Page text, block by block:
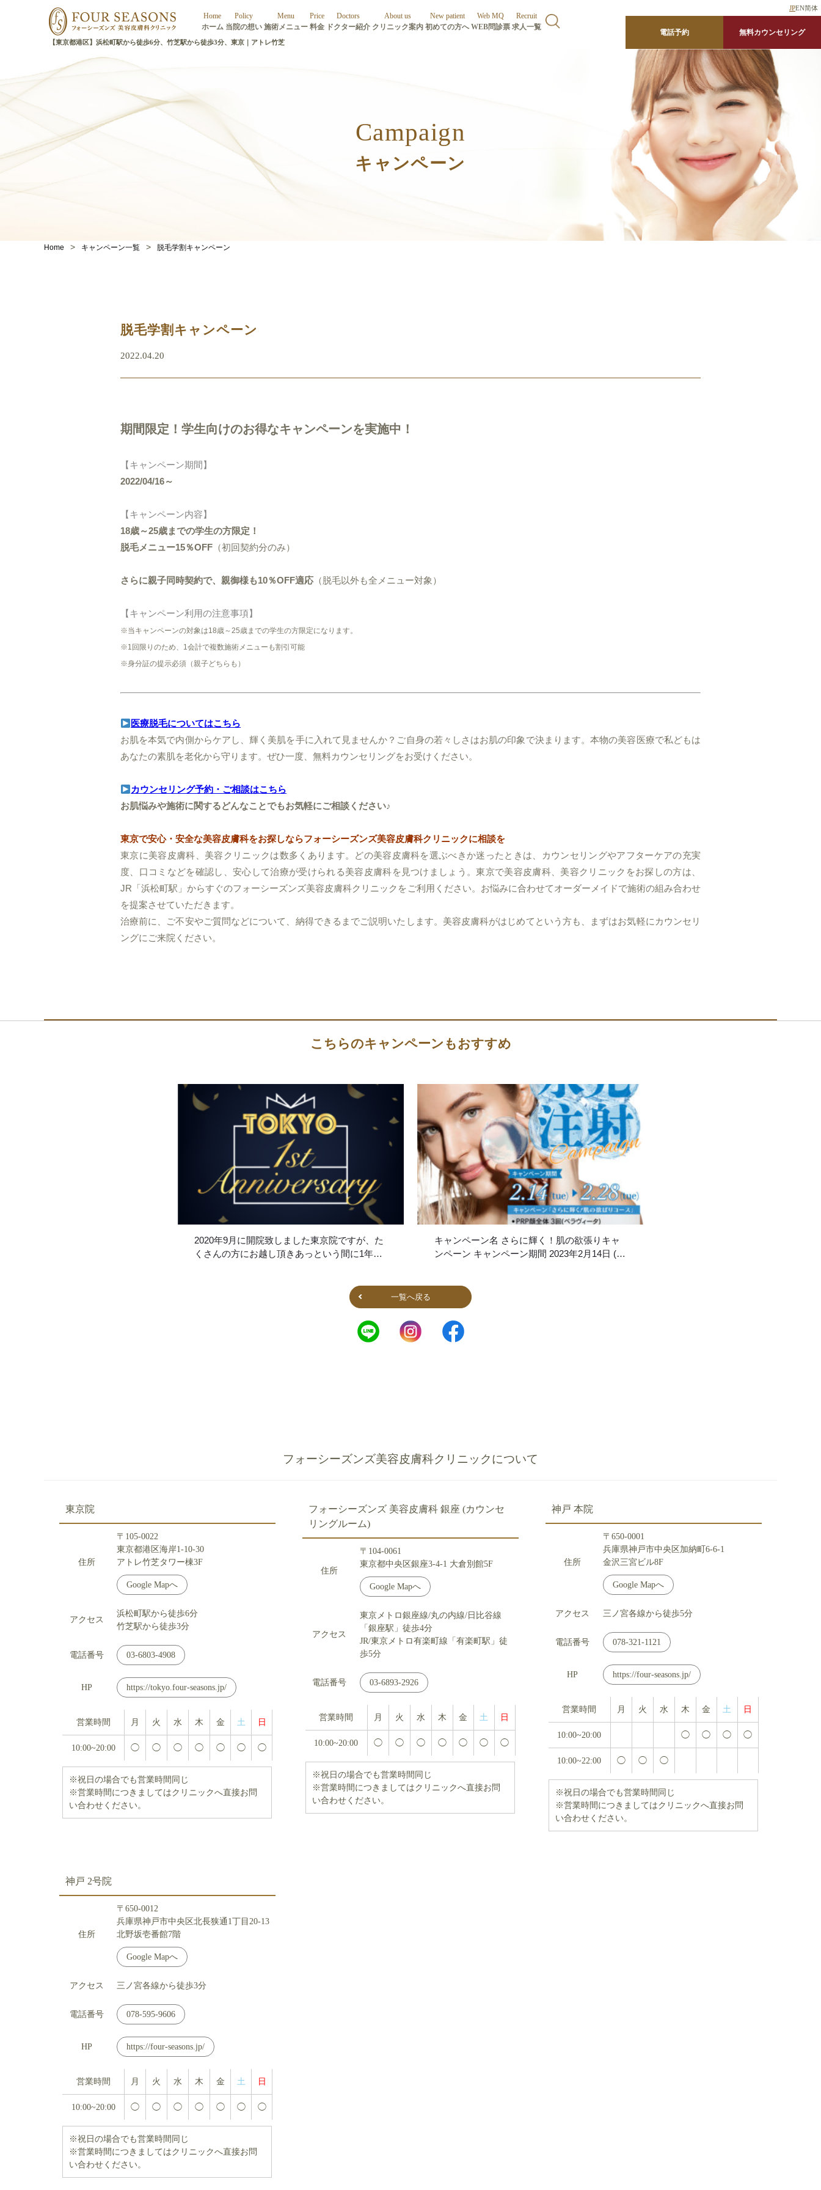
フ
ォ
ー
ー
京
Home
ホーム
Policy
当院の想い
Menu
施術メニュー
Price
料金
Doctors
ドクター紹介
About us
クリニック案内
New patient
初めての方へ
Web MQ
WEB問診票
Recruit
求人一覧
【東京都港区】浜松町駅から徒歩6分、竹芝駅から徒歩3分、東京｜アトレ竹芝
EN
JP 简体
電話予約 無料カウンセリング
Campaign
キャンペーン
Home > キャンペーン一覧 > 脱毛学割キャンペーン
脱毛学割キャンペーン
2022.04.20
期間限定！学生向けのお得なキャンペーンを実施中！
【キャンペーン期間】
2022/04/16～
【キャンペーン内容】
18歳～25歳までの学生の方限定！
脱毛メニュー15％OFF （初回契約分のみ）
さらに親子同時契約で、親御様も10％OFF適応 （脱毛以外も全メニュー対象）
【キャンペーン利用の注意事項】
※当キャンペーンの対象は18歳～25歳までの学生の方限定になります。
※1回限りのため、1会計で複数施術メニューも割引可能
※身分証の提示必須（親子どちらも）
医療脱毛についてはこちら
お肌を本気で内側からケアし、輝く美肌を手に入れて見ませんか？ご自身の若々しさはお肌の印象で決まります。本物の美容医療で私どもは
あなたの素肌を老化から守ります。ぜひ一度、無料カウンセリングをお受けください。
カウンセリング予約・ご相談はこちら
お肌悩みや施術に関するどんなことでもお気軽にご相談ください♪
東京で安心・安全な美容皮膚科をお探しならフォーシーズンズ美容皮膚科クリニックに相談を
東京に美容皮膚科、美容クリニックは数多くあります。どの美容皮膚科を選ぶべきか迷ったときは、カウンセリングやアフターケアの充実
度、口コミなどを確認し、安心して治療が受けられる美容皮膚科を見つけましょう。東京で美容皮膚科、美容クリニックをお探しの方は、
JR「浜松町駅」からすぐのフォーシーズンズ美容皮膚科クリニックをご利用ください。お悩みに合わせてオーダーメイドで施術の組み合わせ
を提案させていただきます。
治療前に、ご不安やご質問などについて、納得できるまでご説明いたします。美容皮膚科がはじめてという方も、まずはお気軽にカウンセリ
ングにご来院ください。
こちらのキャンペーンもおすすめ
一覧へ戻る
2020年9月に開院致しました東京院ですが、た
くさんの方にお越し頂きあっという間に1年が
けし、美の感動をより多くの皆様へお届けでき
キャンペーン名 さらに輝く！肌の欲張りキャ
ンペーン キャンペーン期間 2023年2月14日 (
膚再生療法で長期的 […]
フォーシーズンズ美容皮膚科クリニックについて
東京院
住所
〒105-0022
東京都港区海岸1-10-30
アトレ竹芝タワー棟3F
Google Mapへ
アクセス
浜松町駅から徒歩6分
竹芝駅から徒歩3分
電話番号 03-6803-4908
HP https://tokyo.four-seasons.jp/
営業時間 月 火 水 木 金 土 日
10:00~20:00 ◯ ◯ ◯ ◯ ◯ ◯ ◯
※祝日の場合でも営業時間同じ
※営業時間につきましてはクリニックへ直接お問
い合わせください。
フォーシーズンズ 美容皮膚科 銀座 (カウンセ
リングルーム)
住所
〒104-0061
東京都中央区銀座3-4-1 大倉別館5F
Google Mapへ
アクセス
東京メトロ銀座線/丸の内線/日比谷線
「銀座駅」徒歩4分
JR/東京メトロ有楽町線「有楽町駅」徒
歩5分
電話番号 03-6893-2926
営業時間 月 火 水 木 金 土 日
10:00~20:00 ◯ ◯ ◯ ◯ ◯ ◯ ◯
※祝日の場合でも営業時間同じ
※営業時間につきましてはクリニックへ直接お問
い合わせください。
神戸 本院
住所
〒650-0001
兵庫県神戸市中央区加納町6-6-1
金沢三宮ビル8F
Google Mapへ
アクセス 三ノ宮各線から徒歩5分
電話番号 078-321-1121
HP https://four-seasons.jp/
営業時間 月 火 水 木 金 土 日
10:00~20:00 ◯ ◯ ◯ ◯
10:00~22:00 ◯ ◯ ◯
※祝日の場合でも営業時間同じ
※営業時間につきましてはクリニックへ直接お問
い合わせください。
神戸 2号院
住所
〒650-0012
兵庫県神戸市中央区北長狭通1丁目20-13
北野坂壱番館7階
Google Mapへ
アクセス 三ノ宮各線から徒歩3分
電話番号 078-595-9606
HP https://four-seasons.jp/
営業時間 月 火 水 木 金 土 日
10:00~20:00 ◯ ◯ ◯ ◯ ◯ ◯ ◯
※祝日の場合でも営業時間同じ
※営業時間につきましてはクリニックへ直接お問
い合わせください。